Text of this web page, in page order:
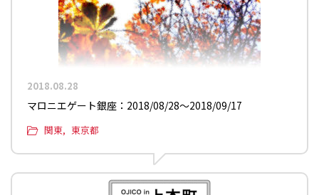
2018.08.28
マロニエゲート銀座：2018/08/28〜2018/09/17
関東 東京都